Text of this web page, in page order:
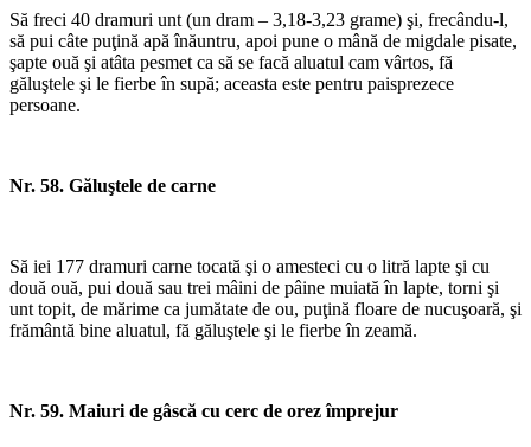
Să freci 40 dramuri unt (un dram – 3,18-3,23 grame) şi, frecându-l,
să pui câte puţină apă înăuntru, apoi pune o mână de migdale pisate,
şapte ouă şi atâta pesmet ca să se facă aluatul cam vârtos, fă
găluştele şi le fierbe în supă; aceasta este pentru paisprezece
persoane.
Nr. 58. Găluştele de carne
Să iei 177 dramuri carne tocată şi o amesteci cu o litră lapte şi cu
două ouă, pui două sau trei mâini de pâine muiată în lapte, torni şi
unt topit, de mărime ca jumătate de ou, puţină floare de nucuşoară, şi
frământă bine aluatul, fă găluştele şi le fierbe în zeamă.
Nr. 59. Maiuri de gâscă cu cerc de orez împrejur